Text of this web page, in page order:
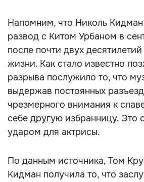
Напомним, что Николь
развод с Китом Урбаном в
после почти двух
жизни. Как стало известно
разрыва послужило то, что
выдержав постоянных
чрезмерного внимания к
себе другую избранницу. Это
ударом для актрисы.
По данным источника, Том
Кидман получила то, что